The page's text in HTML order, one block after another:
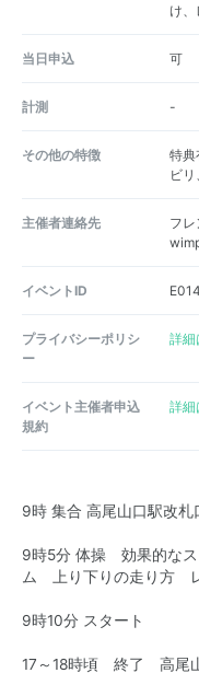
け
当日申込 可
計測 -
その他の特徴
特典
ビ
主催者連絡先
フレ
イベントID
プライバシーポリシ
ー
詳細
イベント主催者申込
規約
詳細
9時 集合 高尾山口駅改
9時5分 体操 効果的な
ム 上り下りの走り方
9時10分 スタート
17～18時頃 終了 高尾